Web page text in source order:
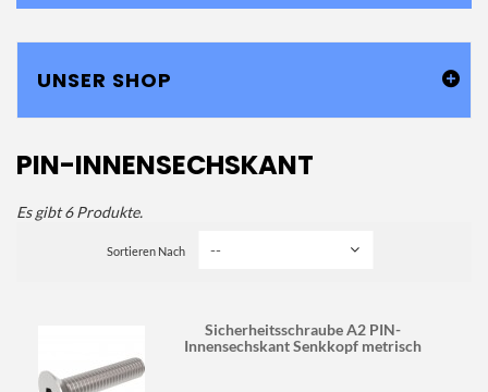
UNSER SHOP
PIN-INNENSECHSKANT
Es gibt 6 Produkte.
Sortieren Nach
Sicherheitsschraube A2 PIN-
Innensechskant Senkkopf metrisch